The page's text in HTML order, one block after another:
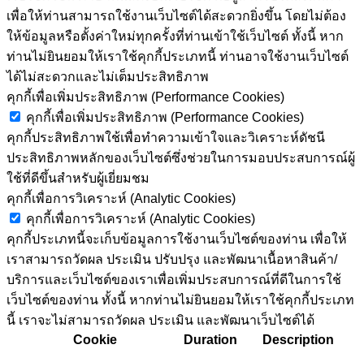
เพื่อให้ท่านสามารถใช้งานเว็บไซต์ได้สะดวกยิ่งขึ้น โดยไม่ต้อง
ให้ข้อมูลหรือตั้งค่าใหม่ทุกครั้งที่ท่านเข้าใช้เว็บไซต์ ทั้งนี้ หาก
ท่านไม่ยินยอมให้เราใช้คุกกี้ประเภทนี้ ท่านอาจใช้งานเว็บไซต์
ได้ไม่สะดวกและไม่เต็มประสิทธิภาพ
คุกกี้เพื่อเพิ่มประสิทธิภาพ (Performance Cookies)
คุกกี้เพื่อเพิ่มประสิทธิภาพ (Performance Cookies)
คุกกี้ประสิทธิภาพใช้เพื่อทำความเข้าใจและวิเคราะห์ดัชนี
ประสิทธิภาพหลักของเว็บไซต์ซึ่งช่วยในการมอบประสบการณ์ผู้
ใช้ที่ดีขึ้นสำหรับผู้เยี่ยมชม
คุกกี้เพื่อการวิเคราะห์ (Analytic Cookies)
คุกกี้เพื่อการวิเคราะห์ (Analytic Cookies)
คุกกี้ประเภทนี้จะเก็บข้อมูลการใช้งานเว็บไซต์ของท่าน เพื่อให้
เราสามารถวัดผล ประเมิน ปรับปรุง และพัฒนาเนื้อหาสินค้า/
บริการและเว็บไซต์ของเราเพื่อเพิ่มประสบการณ์ที่ดีในการใช้
เว็บไซต์ของท่าน ทั้งนี้ หากท่านไม่ยินยอมให้เราใช้คุกกี้ประเภท
นี้ เราจะไม่สามารถวัดผล ประเมิน และพัฒนาเว็บไซต์ได้
Cookie
Duration Description